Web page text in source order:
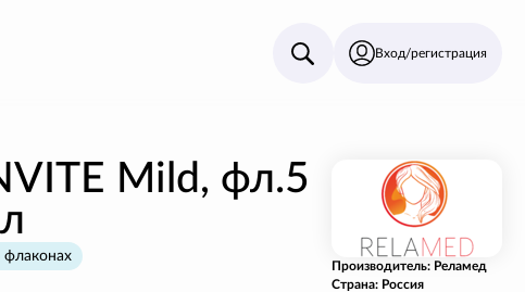
Вход/регистрация
Mild, фл.5
флаконах
Производитель: Реламед
Страна: Россия